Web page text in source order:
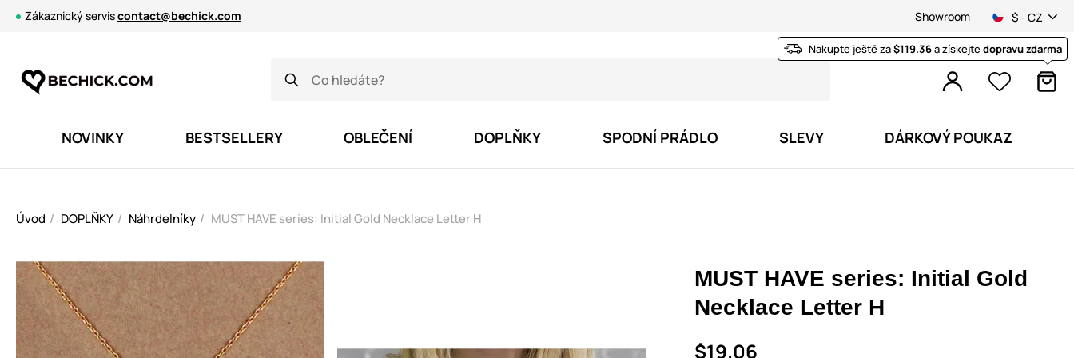
Zákaznický serviscontact@bechick.com Showroom $ - CZ
Nakupte ještě za$119.36a získejtedopravu zdarma
NOVINKY BESTSELLERY OBLEČENÍ DOPLŇKY SPODNÍ PRÁDLO SLEVY DÁRKOVÝ POUKAZ
Úvod DOPLŇKY Náhrdelníky MUST HAVE series: Initial Gold Necklace Letter H
MUST HAVE series: Initial Gold
Necklace Letter H
$19.06